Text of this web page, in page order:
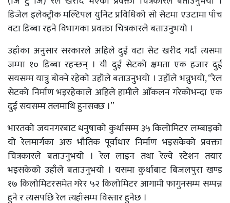
डिजेल इलेक्ट्रीक मल्टिपल युनिट प्रविधिको सो सेटमा एउटामा पाँच
वटा डिब्बा रहने विभागका प्रवक्ता चित्रकारले बताउनुभयो ।
उहाँका अनुसार सरकारले अहिले दुई वटा सेट खरीद गर्दा त्यसमा
जम्मा १० डिब्बा रहन्छन् । यी दुई सेटको क्षमता एक हजार दुई
सयसम्म यात्रु बोक्ने रहेको उहाँले बताउनुभयो । उहाँले भन्नुभयो, “रेल
सेटको निर्माण भइरहेकाले अहिले हामीले आँकलन गरेकोभन्दा एक
दुई सयसम्म तलमाथि हुनसक्छ ।”
भारतको जयनगरबाट धनुषाको कुर्थासम्म ३५ किलोमिटर लम्बाइको
यो रेलमार्गका अरु भौतिक पूर्वाधार निर्माण भइसकेको प्रवक्ता
चित्रकारले बताउनुभयो । रेल लाइन तथा रेल्वे स्टेशन तयार
भइसकेको उहाँले बताउनुभयो । यसमा कुर्थाबाट बिजलपुरा खण्ड
१७ किलोमिटरसमेत गरेर ५२ किलोमिटर आगामी फागुनसम्म सम्पन्न
हुने र त्यसपछि रेल त्यहाँसम्म विस्तार हुनेछ ।